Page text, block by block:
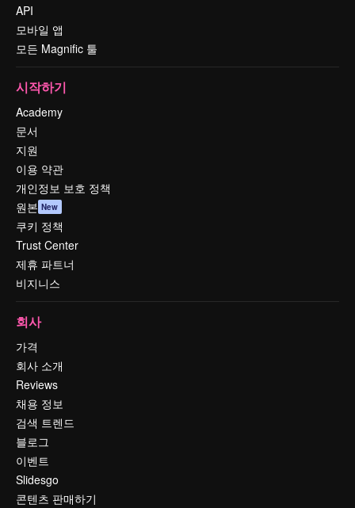
API
모바일 앱
모든 Magnific 툴
시작하기
Academy
문서
지원
이용 약관
개인정보 보호 정책
원본 New
쿠키 정책
Trust Center
제휴 파트너
비지니스
회사
가격
회사 소개
Reviews
채용 정보
검색 트렌드
블로그
이벤트
Slidesgo
콘텐츠 판매하기